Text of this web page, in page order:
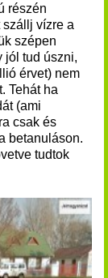
részén
vízre a
szépen
jól tud úszni,
érvet) nem
Tehát ha
(ami
csak és
betanuláson.
tudtok